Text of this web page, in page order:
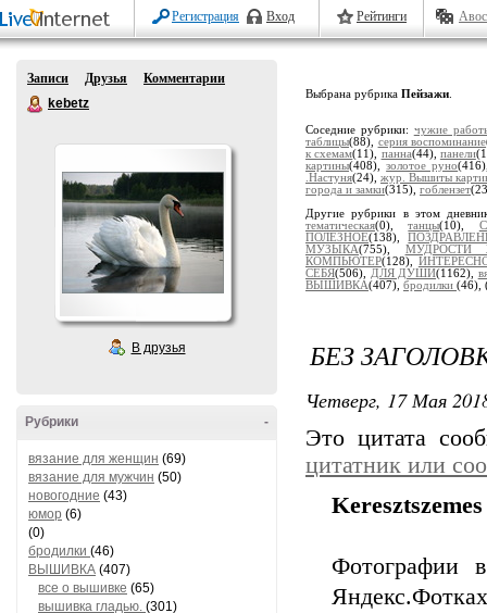
Регистрация Вход Рейтинги
Записи Друзья
Комментарии
kebetz
В друзья
-
Рубрики
вязание для женщин (69)
вязание для мужчин (50)
новогодние (43)
юмор (6)
(0)
бродилки (46)
ВЫШИВКА (407)
все о вышивке (65)
вышивка гладью. (301)
Выбрана рубрика Пейзажи
Соседние рубрики: чужие
таблицы(88), серия воспоминание
к схемам(11), панна(44), панели
картины(408),золотое руно
.Настуня(24), жур. Вышиты
города и замки(315), гоблензет
Другие рубрики в этом
тематическая(0),танцы(10),
ПОЛЕЗНОЕ(138),
МУЗЫКА(755), МУДРОСТИ
КОМПЬЮТЕР(128),
СЕБЯ(506), ДЛЯ ДУШИ(1162),
ВЫШИВКА(407), бродилки (46),
БЕЗ
Четверг, 17 Мая
Это цитата
цитатник или
Фотографии
Яндекс.Фотках